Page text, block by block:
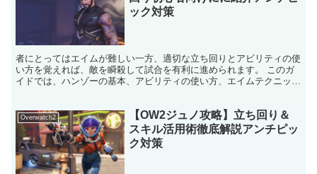
ック対策
者にとってはエイムが難しい一方、適切な立ち回りとアビリティの使
い方を覚えれば、敵を瞬殺して試合を有利に進められます。 このガ
イドでは、ハンゾーの基本、アビリティの使い方、エイムテクニッ
Overwatch2
【OW2ジュノ攻略】立ち回り＆
スキル活用術徹底解説アンチピッ
ク対策